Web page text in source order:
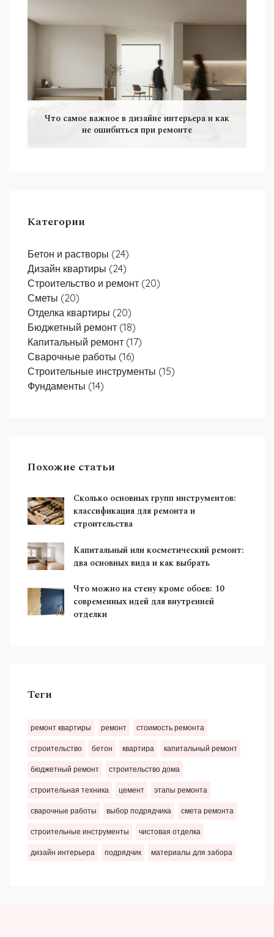
Что самое важное в дизайне интерьера и как
не ошибиться при ремонте
Категории
Бетон и растворы (24)
Дизайн квартиры (24)
Строительство и ремонт (20)
Сметы (20)
Отделка квартиры (20)
Бюджетный ремонт (18)
Капитальный ремонт (17)
Сварочные работы (16)
Строительные инструменты (15)
Фундаменты (14)
Похожие статьи
Сколько основных групп инструментов:
классификация для ремонта и
строительства
Капитальный или косметический ремонт:
два основных вида и как выбрать
Что можно на стену кроме обоев: 10
современных идей для внутренней
отделки
Теги
ремонт квартиры ремонт стоимость ремонта
строительство бетон квартира капитальный ремонт
бюджетный ремонт строительство дома
строительная техника цемент этапы ремонта
сварочные работы выбор подрядчика смета ремонта
строительные инструменты чистовая отделка
дизайн интерьера подрядчик материалы для забора